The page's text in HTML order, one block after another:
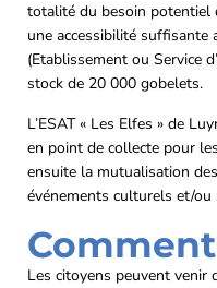
totalité du besoin potentiel
une accessibilité suffisante
(Etablissement ou Service
stock de 20 000 gobelets.
L’ESAT « Les Elfes » de
en point de collecte pour
ensuite la mutualisation
événements culturels et/
Les citoyens peuvent venir